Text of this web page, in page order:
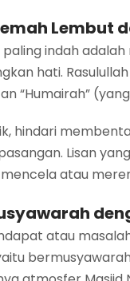
Lembut
paling indah
hati.
“Humairah”
hindari
Lisan
atau
atau